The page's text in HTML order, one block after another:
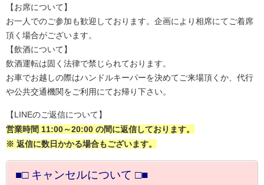
【お席について】
お一人でのご参加も歓迎しております。企画により相席にてご着席
頂く場合がございます。
【飲酒について】
飲酒運転は固く法律で禁じられております。
お車でお越しの際はハンドルキーパーを決めてご来場頂くか、代行
や公共交通機関をご利用にてお帰り下さい。
【LINEのご返信について】
営業時間 11:00～20:00 の間に返信しております。
※ 返信に数日かかる場合もございます。
■□ キャンセルについて □■